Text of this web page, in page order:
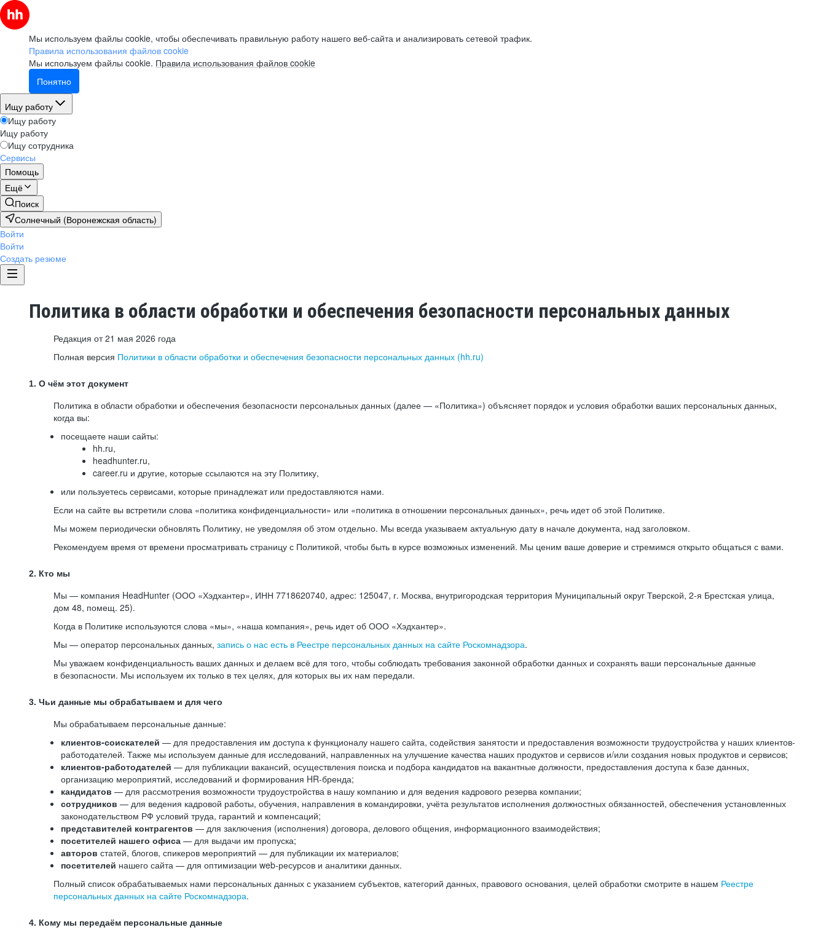
Мы используем файлы cookie, чтобы обеспечивать правильную работу нашего веб-сайта и анализировать сетевой трафик.
Правила использования файлов cookie
Мы используем файлы cookie. Правила использования файлов cookie
Понятно
Ищу работу
Ищу работу
Ищу работу
Ищу сотрудника
Сервисы
Помощь
Ещё
Поиск
Солнечный (Воронежская область)
Войти
Войти
Создать резюме
Политика в области обработки и обеспечения безопасности персональных данных
Редакция от 21 мая 2026 года
Полная версия Политики в области обработки и обеспечения безопасности персональных данных (hh.ru)
1. О чём этот документ
Политика в области обработки и обеспечения безопасности персональных данных (далее — «Политика») объясняет порядок и условия обработки ваших персональных данных,
когда вы:
посещаете наши сайты:
hh.ru,
headhunter.ru,
career.ru и другие, которые ссылаются на эту Политику,
или пользуетесь сервисами, которые принадлежат или предоставляются нами.
Если на сайте вы встретили слова «политика конфиденциальности» или «политика в отношении персональных данных», речь идет об этой Политике.
Мы можем периодически обновлять Политику, не уведомляя об этом отдельно. Мы всегда указываем актуальную дату в начале документа, над заголовком.
Рекомендуем время от времени просматривать страницу с Политикой, чтобы быть в курсе возможных изменений. Мы ценим ваше доверие и стремимся открыто общаться с вами.
2. Кто мы
Мы — компания HeadHunter (ООО «Хэдхантер», ИНН 7718620740, адрес: 125047, г. Москва, внутригородская территория Муниципальный округ Тверской, 2-я Брестская улица,
дом 48, помещ. 25).
Когда в Политике используются слова «мы», «наша компания», речь идет об ООО «Хэдхантер».
Мы — оператор персональных данных, запись о нас есть в Реестре персональных данных на сайте Роскомнадзора.
Мы уважаем конфиденциальность ваших данных и делаем всё для того, чтобы соблюдать требования законной обработки данных и сохранять ваши персональные данные
в безопасности. Мы используем их только в тех целях, для которых вы их нам передали.
3. Чьи данные мы обрабатываем и для чего
Мы обрабатываем персональные данные:
клиентов-соискателей — для предоставления им доступа к функционалу нашего сайта, содействия занятости и предоставления возможности трудоустройства у наших клиентов-
работодателей. Также мы используем данные для исследований, направленных на улучшение качества наших продуктов и сервисов и/или создания новых продуктов и сервисов;
клиентов-работодателей — для публикации вакансий, осуществления поиска и подбора кандидатов на вакантные должности, предоставления доступа к базе данных,
организацию мероприятий, исследований и формирования HR-бренда;
кандидатов — для рассмотрения возможности трудоустройства в нашу компанию и для ведения кадрового резерва компании;
сотрудников — для ведения кадровой работы, обучения, направления в командировки, учёта результатов исполнения должностных обязанностей, обеспечения установленных
законодательством РФ условий труда, гарантий и компенсаций;
представителей контрагентов — для заключения (исполнения) договора, делового общения, информационного взаимодействия;
посетителей нашего офиса — для выдачи им пропуска;
авторов статей, блогов, спикеров мероприятий — для публикации их материалов;
посетителей нашего сайта — для оптимизации web-ресурсов и аналитики данных.
Полный список обрабатываемых нами персональных данных с указанием субъектов, категорий данных, правового основания, целей обработки смотрите в нашем Реестре
персональных данных на сайте Роскомнадзора.
4. Кому мы передаём персональные данные